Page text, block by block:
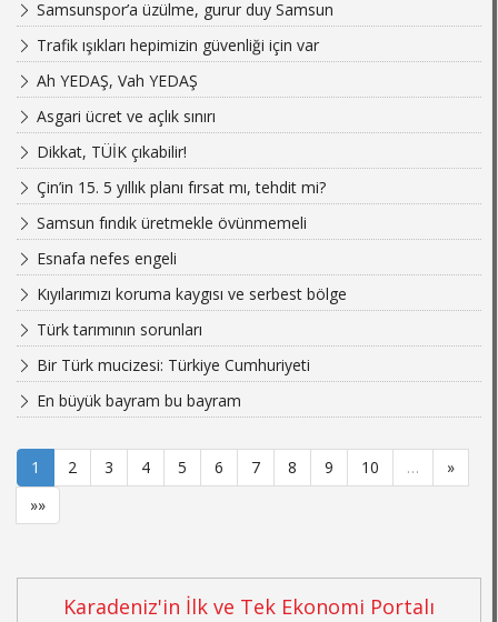
Samsunspor’a üzülme, gurur duy Samsun
Trafik ışıkları hepimizin güvenliği için var
Ah YEDAŞ, Vah YEDAŞ
Asgari ücret ve açlık sınırı
Dikkat, TÜİK çıkabilir!
Çin’in 15. 5 yıllık planı fırsat mı, tehdit mi?
Samsun fındık üretmekle övünmemeli
Esnafa nefes engeli
Kıyılarımızı koruma kaygısı ve serbest bölge
Türk tarımının sorunları
Bir Türk mucizesi: Türkiye Cumhuriyeti
En büyük bayram bu bayram
1 2 3 4 5 6 7 8 9 10 …
»
»»
Karadeniz'in İlk ve Tek Ekonomi Portalı